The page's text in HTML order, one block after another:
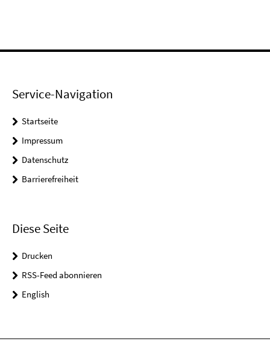
Service-Navigation
Startseite
Impressum
Datenschutz
Barrierefreiheit
Diese Seite
Drucken
RSS-Feed abonnieren
English